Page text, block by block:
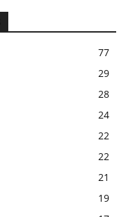
77
29
28
24
22
22
21
19